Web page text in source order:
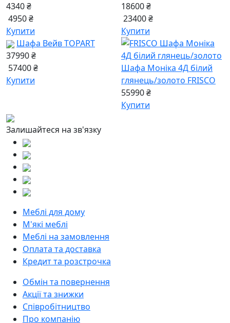
4340 ₴
4950 ₴
Купити
18600 ₴
23400 ₴
Купити
Шафа Вейв TOPART
37990 ₴
57400 ₴
Купити
Шафа Моніка 4Д білий
глянець/золото FRISCO
55990 ₴
Купити
Залишайтеся на зв'язку
Меблі для дому
М'які меблі
Меблі на замовлення
Оплата та доставка
Кредит та розстрочка
Обмін та повернення
Акції та знижки
Співробітництво
Про компанію